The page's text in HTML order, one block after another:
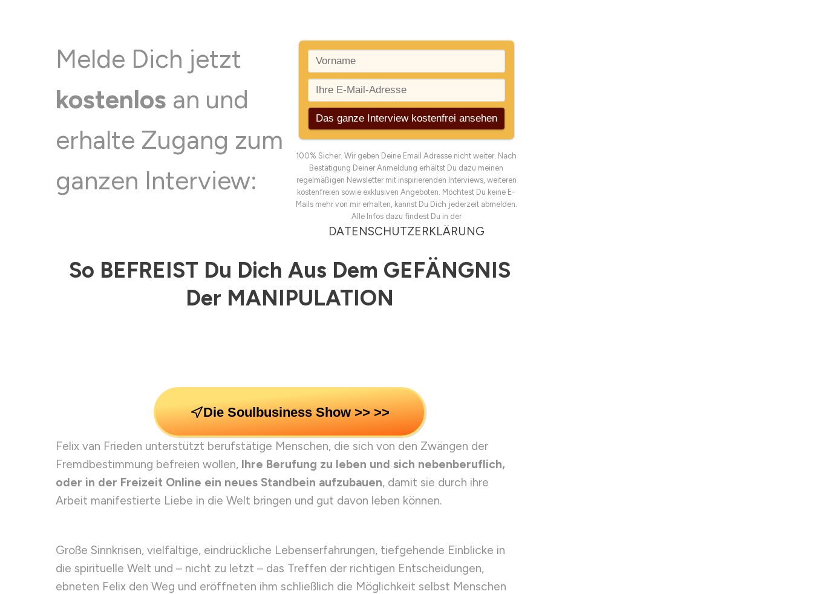
Melde Dich jetzt
kostenlos an und
erhalte Zugang zum
ganzen Interview:
100% Sicher. Wir geben Deine Email Adresse nicht weiter. Nach
Bestätigung Deiner Anmeldung erhältst Du dazu meinen
regelmäßigen Newsletter mit inspirierenden Interviews, weiteren
kostenfreien sowie exklusiven Angeboten. Möchtest Du keine E-
Mails mehr von mir erhalten, kannst Du Dich jederzeit abmelden.
Alle Infos dazu findest Du in der
DATENSCHUTZERKLÄRUNG
So BEFREIST Du Dich Aus Dem GEFÄNGNIS
Der MANIPULATION
Die Soulbusiness Show >> >>
Felix van Frieden unterstützt berufstätige Menschen, die sich von den Zwängen der
Fremdbestimmung befreien wollen, Ihre Berufung zu leben und sich nebenberuflich,
oder in der Freizeit Online ein neues Standbein aufzubauen, damit sie durch ihre
Arbeit manifestierte Liebe in die Welt bringen und gut davon leben können.
Große Sinnkrisen, vielfältige, eindrückliche Lebenserfahrungen, tiefgehende Einblicke in
die spirituelle Welt und – nicht zu letzt – das Treffen der richtigen Entscheidungen,
ebneten Felix den Weg und eröffneten ihm schließlich die Möglichkeit selbst Menschen